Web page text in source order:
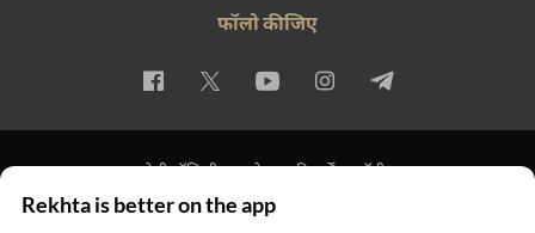
फॉलो कीजिए
प्राइवेसी पॉलिसी इस्तेमाल की शर्तें कॉपीराइट
© 2026 Rekhta™ Foundation. All rights reserved.
Rekhta is better on the app